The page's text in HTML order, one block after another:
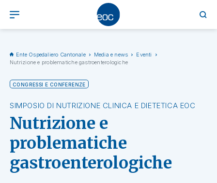
Ente Ospedaliero Cantonale Media e news
Eventi
Nutrizione e problematiche gastroenterologiche
CONGRESSI E CONFERENZE
SIMPOSIO DI NUTRIZIONE CLINICA E DIETETICA EOC
Nutrizione e
problematiche
gastroenterologiche